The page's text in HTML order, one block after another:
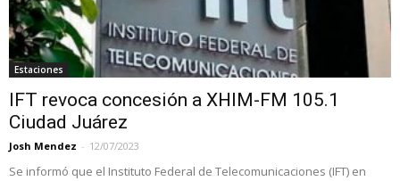
Estaciones
IFT revoca concesión a XHIM-FM 105.1
Ciudad Juárez
Josh Mendez - 12/07/2023
Se informó que el Instituto Federal de Telecomunicaciones (IFT) en